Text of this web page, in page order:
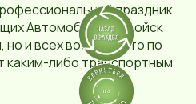
праздник
Автомобильных войск
и всех военных, кто по
каким-либо транспортным